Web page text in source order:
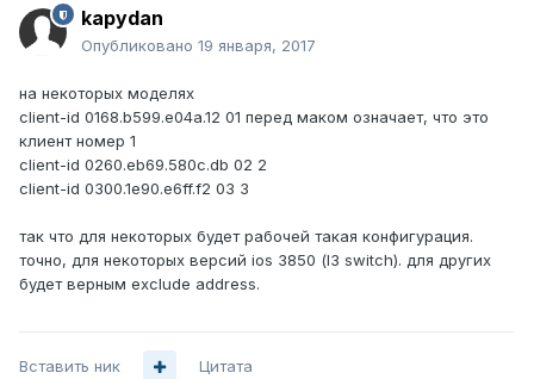
kapydan
Опубликовано 19 января, 2017
на некоторых моделях
client-id 0168.b599.e04a.12 01 перед маком означает, что это
клиент номер 1
client-id 0260.eb69.580c.db 02 2
client-id 0300.1e90.e6ff.f2 03 3
так что для некоторых будет рабочей такая конфигурация.
точно, для некоторых версий ios 3850 (l3 switch). для других
будет верным exclude address.
Вставить ник Цитата